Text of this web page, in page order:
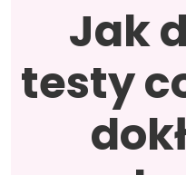
Jak
testy